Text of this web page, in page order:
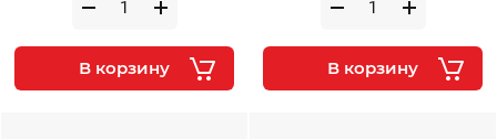
В корзину В корзину